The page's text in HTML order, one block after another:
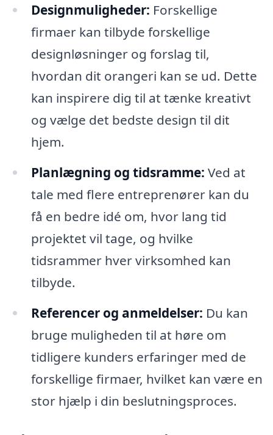
Designmuligheder: Forskellige
firmaer kan tilbyde forskellige
designløsninger og forslag til,
hvordan dit orangeri kan se ud. Dette
kan inspirere dig til at tænke kreativt
og vælge det bedste design til dit
hjem.
Planlægning og tidsramme: Ved at
tale med flere entreprenører kan du
få en bedre idé om, hvor lang tid
projektet vil tage, og hvilke
tidsrammer hver virksomhed kan
tilbyde.
Referencer og anmeldelser: Du kan
bruge muligheden til at høre om
tidligere kunders erfaringer med de
forskellige firmaer, hvilket kan være en
stor hjælp i din beslutningsproces.